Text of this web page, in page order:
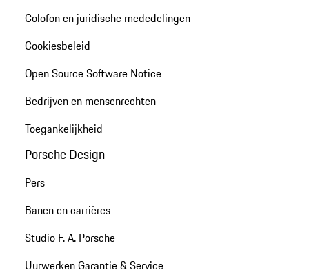
Colofon en juridische mededelingen
Cookiesbeleid
Open Source Software Notice
Bedrijven en mensenrechten
Toegankelijkheid
Porsche Design
Pers
Banen en carrières
Studio F. A. Porsche
Uurwerken Garantie & Service